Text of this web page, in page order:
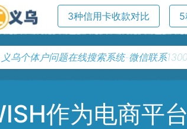
3种信用卡收款对比
作为电商平